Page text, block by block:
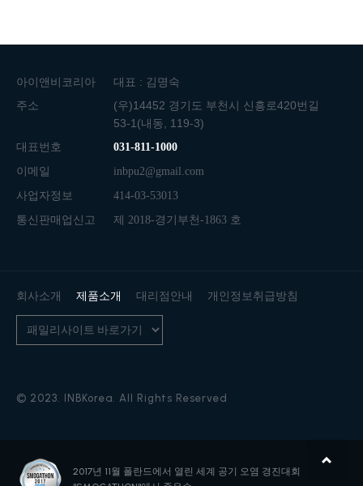
아이앤비코리아
대표 : 김명숙
주소
(우)14452 경기도 부천시 신흥로420번길
53-1(내동, 119-3)
대표번호
031-811-1000
이메일 inbpu2@gmail.com
사업자정보 414-03-53013
통신판매업신고 제 2018-경기부천-1863 호
회사소개 제품소개 대리점안내 개인정보취급방침
© 2023. INBKorea. All Rights Reserved
2017년 11월 폴란드에서 열린 세계 공기 오염 경진대회